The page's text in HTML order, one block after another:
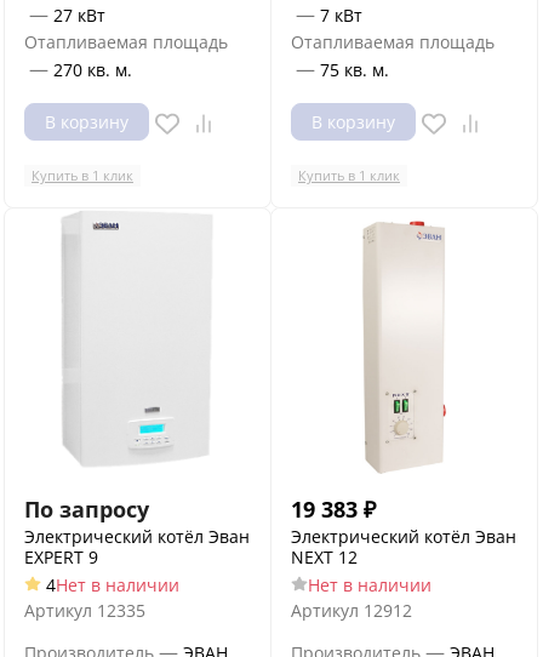
— 27 кВт
Отапливаемая площадь
— 270 кв. м.
В корзину
Купить в 1 клик
— 7 кВт
Отапливаемая площадь
— 75 кв. м.
В корзину
Купить в 1 клик
По запросу
Электрический котёл Эван
EXPERT 9
4Нет в наличии
Артикул 12335
Производитель
ЭВАН
19 383 ₽
Электрический котёл Эван
NEXT 12
Нет в наличии
Артикул 12912
Производитель
ЭВАН